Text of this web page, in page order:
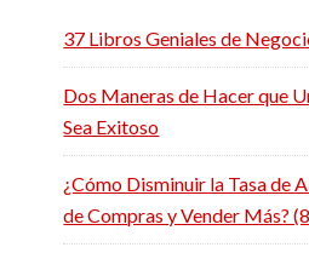
37 Libros Geniales de
Dos Maneras de Hacer que
Sea Exitoso
¿Cómo Disminuir la Tasa de
de Compras y Vender Más?